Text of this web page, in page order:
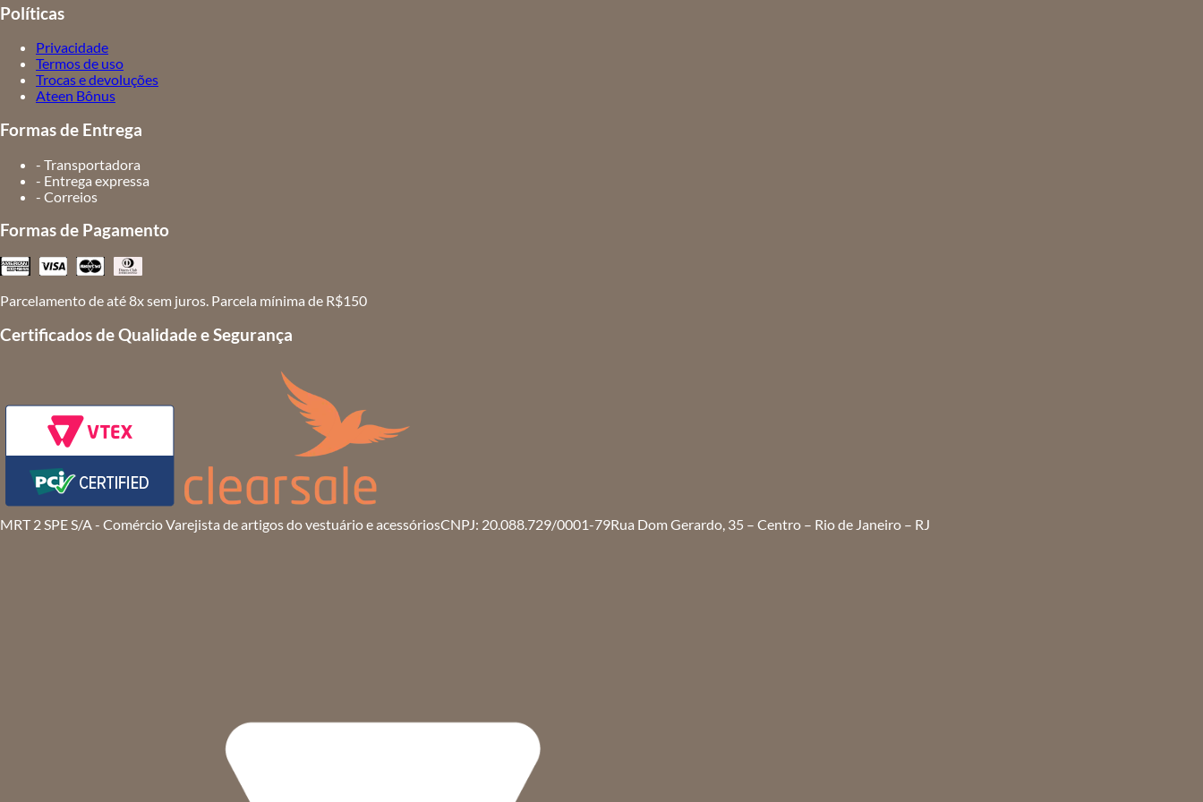
Políticas
Privacidade
Termos de uso
Trocas e devoluções
Ateen Bônus
Formas de Entrega
- Transportadora
- Entrega expressa
- Correios
Formas de Pagamento
Parcelamento de até 8x sem juros. Parcela mínima de R$150
Certificados de Qualidade e Segurança
MRT 2 SPE S/A - Comércio Varejista de artigos do vestuário e acessóriosCNPJ: 20.088.729/0001-79Rua Dom Gerardo, 35 – Centro – Rio de Janeiro – RJ